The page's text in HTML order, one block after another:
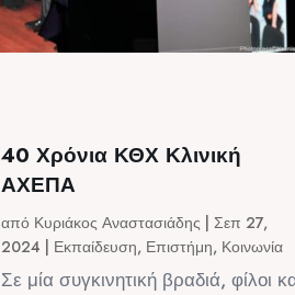
40 Χρόνια ΚΘΧ Κλινική
ΑΧΕΠΑ
από Κυριάκος Αναστασιάδης |Σεπ 27,
2024
Εκπαίδευση, Επιστήμη, Κοινωνία
Σε μία συγκινητική βραδιά, φίλοι